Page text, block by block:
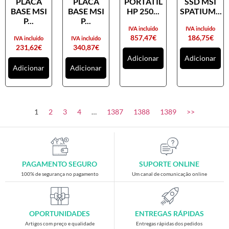
Placas gráficas
SAIS
Ventoínhas
Computadores
All-in-One
Gaming
Acessórios gaming
Cadeiras gaming
Merchandising
BASE MSI
P...
231,62€
IVA incluido
Adicionar
BASE MSI
P...
340,87€
IVA incluido
Adicionar
HP 250...
857,47€
IVA incluido
Adicionar
SPATIUM...
186,75€
IVA incluido
Adicionar
1 2 3 4 … 1387 1388 1389 >>
PAGAMENTO SEGURO
100% de segurança no pagamento
SUPORTE ONLINE
Um canal de comunicação online
OPORTUNIDADES
Artigos com preço e qualidade
ENTREGAS RÁPIDAS
Entregas rápidas dos pedidos